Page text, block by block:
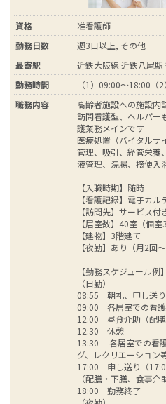
資格
准看護師
勤務日数
週3日以上, その他
最寄駅
近鉄大阪線 近鉄八尾
勤務時間
（1）09:00～18:00（
職務内容
高齢者施設への施設内
訪問看護型、ヘルパー
護業務メインです
医療処置（バイタルサ
管理、吸引、経管栄養
液管理、浣腸、摘便入
【入職時期】随時
【看護記録】電子カル
【訪問先】サービス
【居室数】40室（個
【建物】3階建て
【夜勤】あり（月2回～
【勤務スケジュール例】
（日勤）
08:55 朝礼、申し送り
09:00 各居室での看
12:00 昼食介助（配膳
12:30 休憩
13:30 各居室での看
グ、レクリエーション
17:00 申し送り（
（配膳・下膳、食事介
18:00 勤務終了